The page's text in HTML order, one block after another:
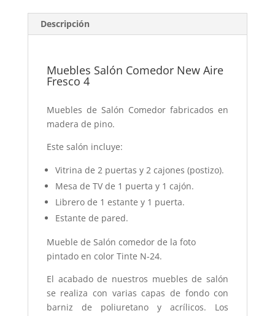
Descripción
Muebles Salón Comedor New Aire
Fresco 4
Muebles de Salón Comedor fabricados en
madera de pino.
Este salón incluye:
Vitrina de 2 puertas y 2 cajones (postizo).
Mesa de TV de 1 puerta y 1 cajón.
Librero de 1 estante y 1 puerta.
Estante de pared.
Mueble de Salón comedor de la foto
pintado en color Tinte N-24.
El acabado de nuestros muebles de salón
se realiza con varias capas de fondo con
barniz de poliuretano y acrílicos. Los